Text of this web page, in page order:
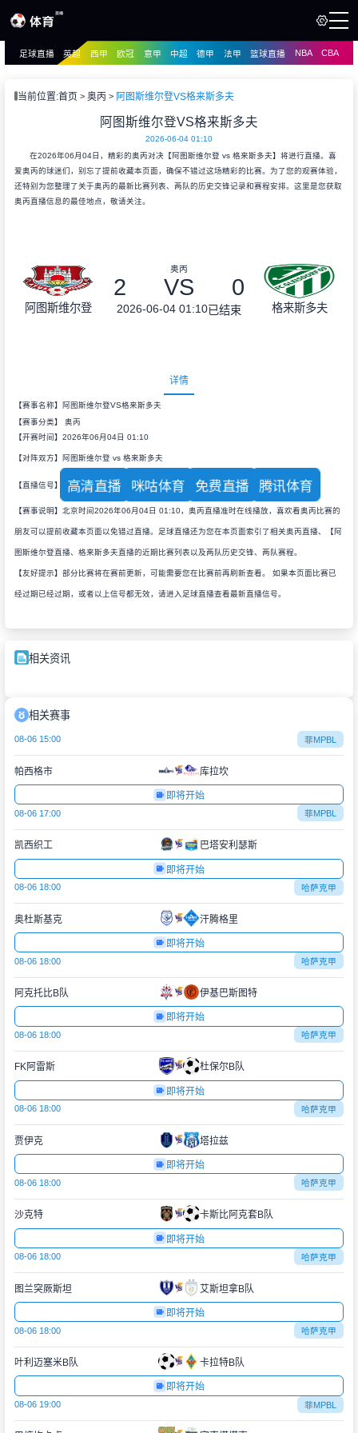
播
足球直播 英超 西甲 欧冠 意甲 中超 德甲 法甲 篮球直播 NBA CBA
当前位置:首页 奥丙 阿图斯维尔登VS格来斯多夫
阿图斯维尔登VS格来斯多夫
2026-06-04 01:10
在2026年06月04日，精彩的奥丙对决【阿图斯维尔登 vs 格来斯多夫】将进行直播。喜
爱奥丙的球迷们，别忘了提前收藏本页面，确保不错过这场精彩的比赛。为了您的观赛体验，
还特别为您整理了关于奥丙的最新比赛列表、两队的历史交锋记录和赛程安排。这里是您获取
奥丙直播信息的最佳地点，敬请关注。
阿图斯维尔登
奥丙
2 VS 0
2026-06-04 01:10已结束 格来斯多夫
详情
【赛事名称】阿图斯维尔登VS格来斯多夫
【赛事分类】 奥丙
【开赛时间】2026年06月04日 01:10
【对阵双方】阿图斯维尔登 vs 格来斯多夫
【直播信号】 高清直播 咪咕体育 免费直播 腾讯体育
【赛事说明】北京时间2026年06月04日 01:10，奥丙直播准时在线播放，喜欢看奥丙比赛的
朋友可以提前收藏本页面以免错过直播。足球直播还为您在本页面索引了相关奥丙直播、【阿
图斯维尔登直播、格来斯多夫直播的近期比赛列表以及两队历史交锋、两队赛程。
【友好提示】部分比赛将在赛前更新，可能需要您在比赛前再刷新查看。 如果本页面比赛已
经过期已经过期，或者以上信号都无效，请进入足球直播查看最新直播信号。
相关资讯
相关赛事
08-06 15:00 菲MPBL
帕西格市 库拉坎
即将开始
08-06 17:00 菲MPBL
凯西织工 巴塔安利瑟斯
即将开始
08-06 18:00 哈萨克甲
奥杜斯基克 汗腾格里
即将开始
08-06 18:00 哈萨克甲
阿克托比B队 伊基巴斯图特
即将开始
08-06 18:00 哈萨克甲
FK阿雷斯 杜保尔B队
即将开始
08-06 18:00 哈萨克甲
贾伊克 塔拉兹
即将开始
08-06 18:00 哈萨克甲
沙克特 卡斯比阿克套B队
即将开始
08-06 18:00 哈萨克甲
图兰突厥斯坦 艾斯坦拿B队
即将开始
08-06 18:00 哈萨克甲
叶利迈塞米B队 卡拉特B队
即将开始
08-06 19:00 菲MPBL